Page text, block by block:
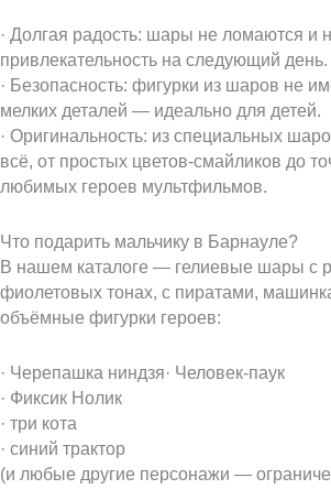
· Долгая радость: шары не ломаются и
привлекательность на следующий день.
· Безопасность: фигурки из шаров не
мелких деталей — идеально для детей.
· Оригинальность: из специальных
всё, от простых цветов-смайликов до
любимых героев мультфильмов.
Что подарить мальчику в Барнауле?
В нашем каталоге — гелиевые шары с
фиолетовых тонах, с пиратами,
объёмные фигурки героев:
· Черепашка ниндзя· Человек-паук
· Фиксик Нолик
· три кота
· синий трактор
(и любые другие персонажи —